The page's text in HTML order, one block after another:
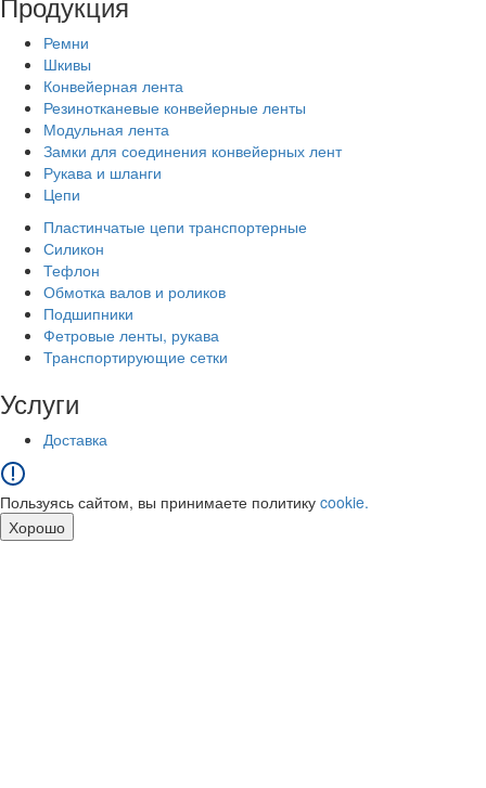
Ремни
Шкивы
Конвейерная лента
Резинотканевые конвейерные ленты
Модульная лента
Замки для соединения конвейерных лент
Рукава и шланги
Цепи
Пластинчатые цепи транспортерные
Силикон
Тефлон
Обмотка валов и роликов
Подшипники
Фетровые ленты, рукава
Транспортирующие сетки
Услуги
Доставка
Пользуясь сайтом, вы принимаете политику cookie.
Хорошо